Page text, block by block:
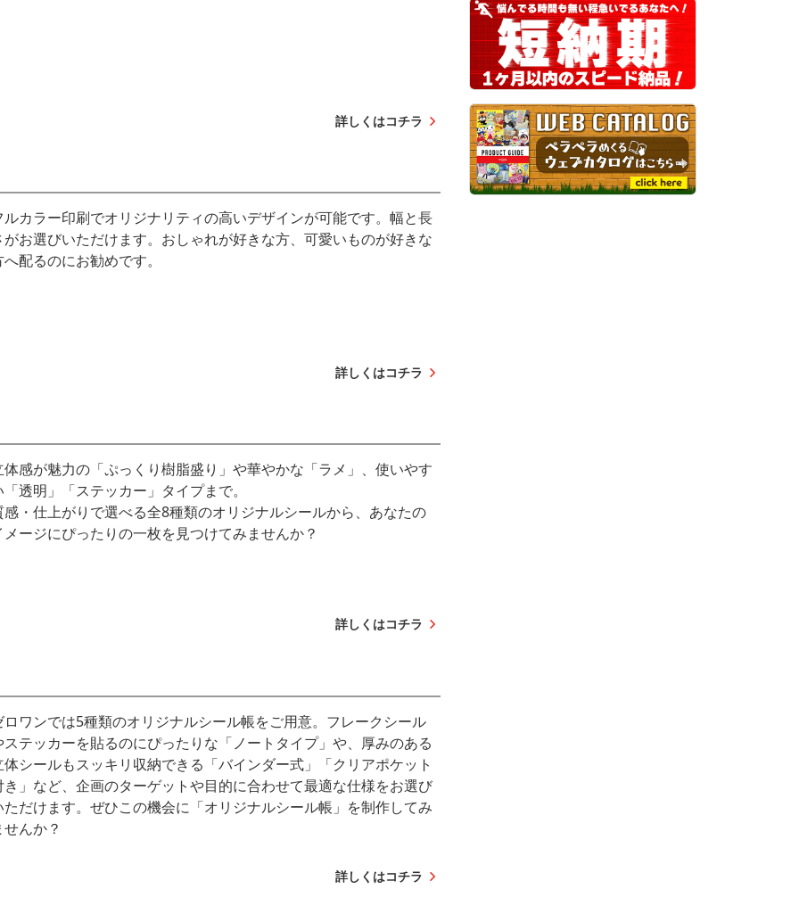
詳しくはコチラ
ルカラー印刷でオリジナリティの高いデザインが可能です。幅と長
がお選びいただけます。おしゃれが好きな方、可愛いものが好きな
へ配るのにお勧めです。
詳しくはコチラ
体感が魅力の「ぷっくり樹脂盛り」や華やかな「ラメ」、使いやす
「透明」「ステッカー」タイプまで。
感・仕上がりで選べる全8種類のオリジナルシールから、あなたの
メージにぴったりの一枚を見つけてみませんか？
詳しくはコチラ
ロワンでは5種類のオリジナルシール帳をご用意。フレークシール
ステッカーを貼るのにぴったりな「ノートタイプ」や、厚みのある
体シールもスッキリ収納できる「バインダー式」「クリアポケット
き」など、企画のターゲットや目的に合わせて最適な仕様をお選び
ただけます。ぜひこの機会に「オリジナルシール帳」を制作してみ
せんか？
詳しくはコチラ